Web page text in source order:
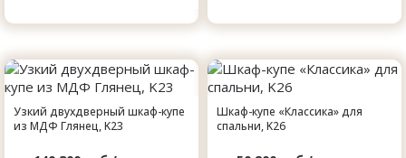
Узкий двухдверный шкаф-купе
из МДФ Глянец, K23
Шкаф-купе «Классика» для
спальни, K26